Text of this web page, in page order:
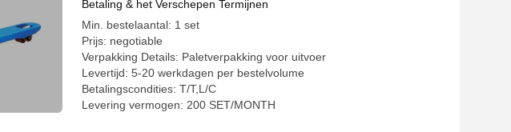
Betaling & het Verschepen Termijnen
Min. bestelaantal: 1 set
Prijs: negotiable
Verpakking Details: Paletverpakking voor uitvoer
Levertijd: 5-20 werkdagen per bestelvolume
Betalingscondities: T/T,L/C
Levering vermogen: 200 SET/MONTH